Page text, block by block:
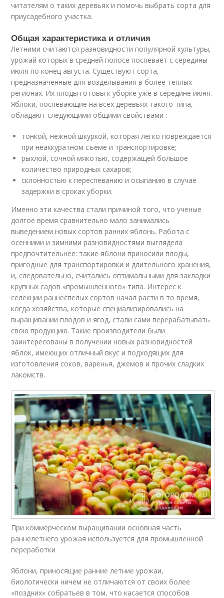
читателям о таких деревьях и помочь выбрать сорта для
приусадебного участка.
Общая характеристика и отличия
Летними считаются разновидности популярной культуры,
урожай которых в средней полосе поспевает с середины
июля по конец августа. Существуют сорта,
предназначенные для возделывания в более теплых
регионах. Их плоды готовы к уборке уже в середине июня.
Яблоки, поспевающие на всех деревьях такого типа,
обладают следующими общими свойствами :
тонкой, нежной шкуркой, которая легко повреждается
при неаккуратном съеме и транспортировке;
рыхлой, сочной мякотью, содержащей большое
количество природных сахаров;
склонностью к переспеванию и осыпанию в случае
задержки в сроках уборки.
Именно эти качества стали причиной того, что ученые
долгое время сравнительно мало занимались
выведением новых сортов ранних яблонь. Работа с
осенними и зимними разновидностями выглядела
предпочтительнее: такие яблони приносили плоды,
пригодные для транспортировки и длительного хранения,
и, следовательно, считались оптимальными для закладки
крупных садов «промышленного» типа. Интерес к
селекции раннеспелых сортов начал расти в то время,
когда хозяйства, которые специализировались на
выращивании плодов и ягод, стали сами перерабатывать
свою продукцию. Такие производители были
заинтересованы в получении новых разновидностей
яблок, имеющих отличный вкус и подходящих для
изготовления соков, варенья, джемов и прочих сладких
лакомств.
При коммерческом выращивании основная часть
раннелетнего урожая используется для промышленной
переработки
Яблони, приносящие ранние летние урожаи,
биологически ничем не отличаются от своих более
«поздних» собратьев в том, что касается способов